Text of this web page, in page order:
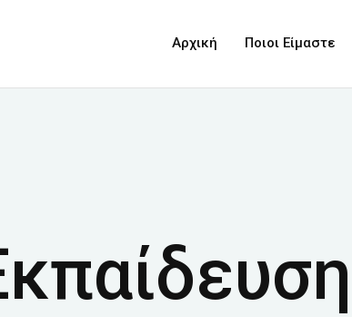
Αρχική Ποιοι Είμαστε